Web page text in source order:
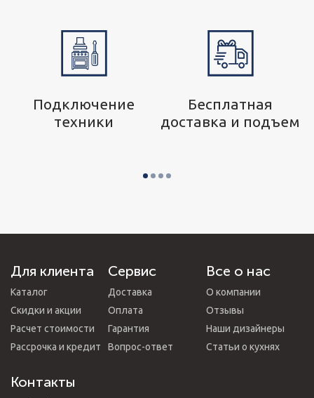
Подключение
техники
Бесплатная
доставка и подъем
Для клиента
Каталог
Скидки и акции
Расчет стоимости
Рассрочка и кредит
Сервис
Доставка
Оплата
Гарантия
Вопрос-ответ
Все о нас
О компании
Отзывы
Наши дизайнеры
Статьи о кухнях
Контакты